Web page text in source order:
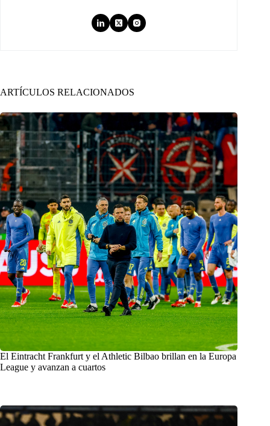
ARTÍCULOS RELACIONADOS
El Eintracht Frankfurt y el Athletic Bilbao brillan en la Europa
League y avanzan a cuartos